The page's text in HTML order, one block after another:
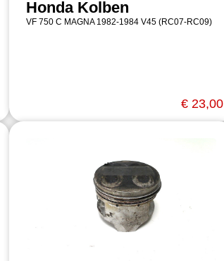
Honda Kolben
VF 750 C MAGNA 1982-1984 V45 (RC07-RC09)
€ 23,00